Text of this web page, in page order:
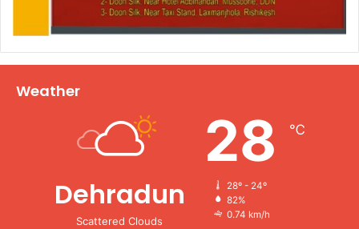
Weather
Dehradun
Scattered Clouds
28 ℃
28º - 24º
82%
0.74 km/h